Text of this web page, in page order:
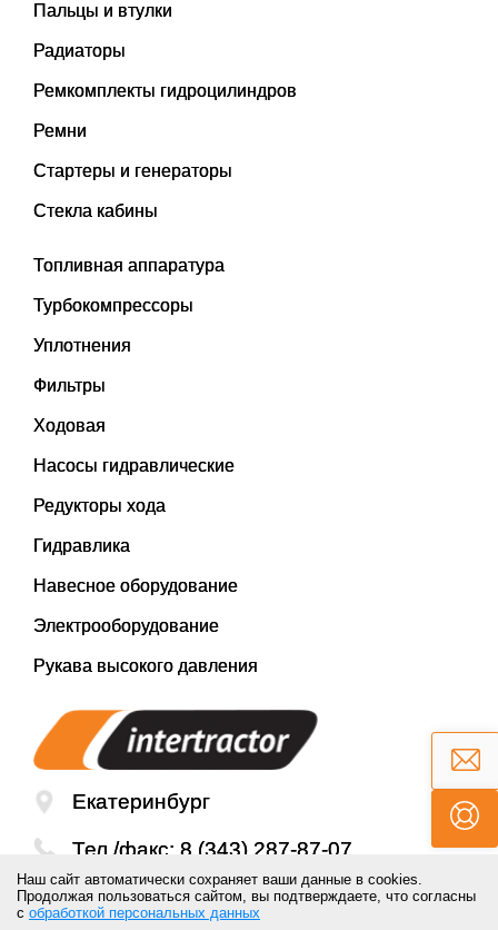
Пальцы и втулки
Радиаторы
Ремкомплекты гидроцилиндров
Ремни
Стартеры и генераторы
Стекла кабины
Топливная аппаратура
Турбокомпрессоры
Уплотнения
Фильтры
Ходовая
Насосы гидравлические
Редукторы хода
Гидравлика
Навесное оборудование
Электрооборудование
Рукава высокого давления
Екатеринбург
Тел./факс: 8 (343) 287-87-07
Email:mail@inter-tractor.ru
Наш сайт автоматически сохраняет ваши данные в cookies.
Продолжая пользоваться сайтом, вы подтверждаете, что согласны
с обработкой персональных данных